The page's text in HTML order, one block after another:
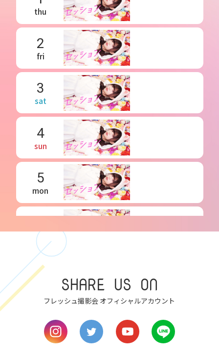
thu
2
fri
3
sat
4
sun
5
mon
tue
7
wed
thu
SHARE US ON
フレッシュ撮影会 オフィシャルアカウント